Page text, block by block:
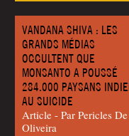
VANDANA SHIVA : LES
GRANDS MÉDIAS
OCCULTENT QUE
MONSANTO A POUSSÉ
284.000 PAYSANS
AU SUICIDE
Article - Par Per­icles De
Oliveira